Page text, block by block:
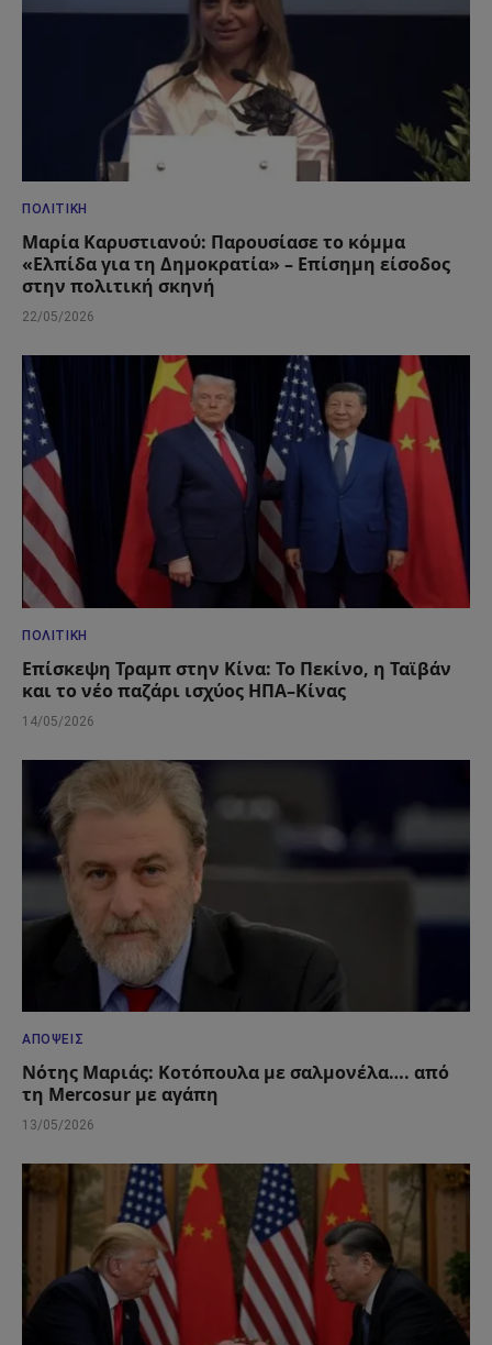
ΠΟΛΙΤΙΚΉ
Μαρία Καρυστιανού: Παρουσίασε το κόμμα
«Ελπίδα για τη Δημοκρατία» – Επίσημη είσοδος
στην πολιτική σκηνή
22/05/2026
ΠΟΛΙΤΙΚΉ
Επίσκεψη Τραμπ στην Κίνα: Το Πεκίνο, η Ταϊβάν
και το νέο παζάρι ισχύος ΗΠΑ–Κίνας
14/05/2026
ΑΠΌΨΕΙΣ
Νότης Μαριάς: Κοτόπουλα με σαλμονέλα…. από
τη Mercosur με αγάπη
13/05/2026